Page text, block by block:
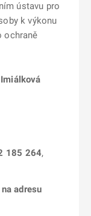
ústavu pro
k výkonu
ochraně
185 264,
adresu